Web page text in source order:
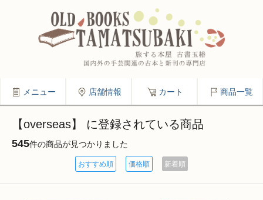
メニュー 店舗情報 カート 商品一覧
【overseas】 に登録されている商品
545件の商品が見つかりました
おすすめ順 価格順 新着順